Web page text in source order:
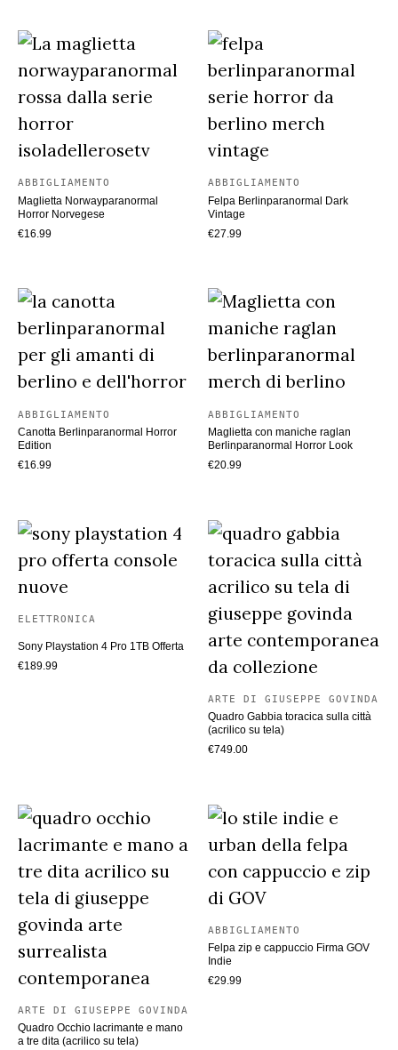
ABBIGLIAMENTO
Maglietta Norwayparanormal
Horror Norvegese
€16.99
ABBIGLIAMENTO
Felpa Berlinparanormal Dark
Vintage
€27.99
ABBIGLIAMENTO
Canotta Berlinparanormal Horror
Edition
€16.99
ABBIGLIAMENTO
Maglietta con maniche raglan
Berlinparanormal Horror Look
€20.99
ELETTRONICA
Sony Playstation 4 Pro 1TB Offerta
€189.99
ARTE DI GIUSEPPE GOVINDA
Quadro Gabbia toracica sulla città
(acrilico su tela)
€749.00
ARTE DI GIUSEPPE GOVINDA
Quadro Occhio lacrimante e mano
a tre dita (acrilico su tela)
ABBIGLIAMENTO
Felpa zip e cappuccio Firma GOV
Indie
€29.99